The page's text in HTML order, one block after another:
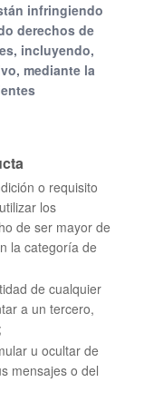
infringiendo
derechos de
incluyendo,
mediante la
o requisito
los
de ser mayor de
la categoría de
de cualquier
a un tercero,
u ocultar de
mensajes o del